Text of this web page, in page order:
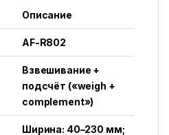
Описание
AF-R802
Взвешивание +
подсчёт («weigh +
complement»)
Ширина: 40–230 мм;